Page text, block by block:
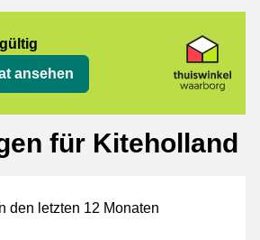
ansehen
für Kiteholland
den letzten 12 Monaten